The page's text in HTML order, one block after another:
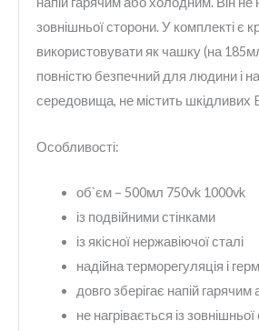
зовнішньої сторони. У комплекті є
використовувати як чашку (на
повністю безпечний для людини і
середовища, не містить шкідливих
Особливості:
об`єм – 500мл 750vk 1000vk
із подвійними стінками
із якісної нержавіючої сталі
надійна терморегуляція і
довго зберігає напій
не нагрівається із